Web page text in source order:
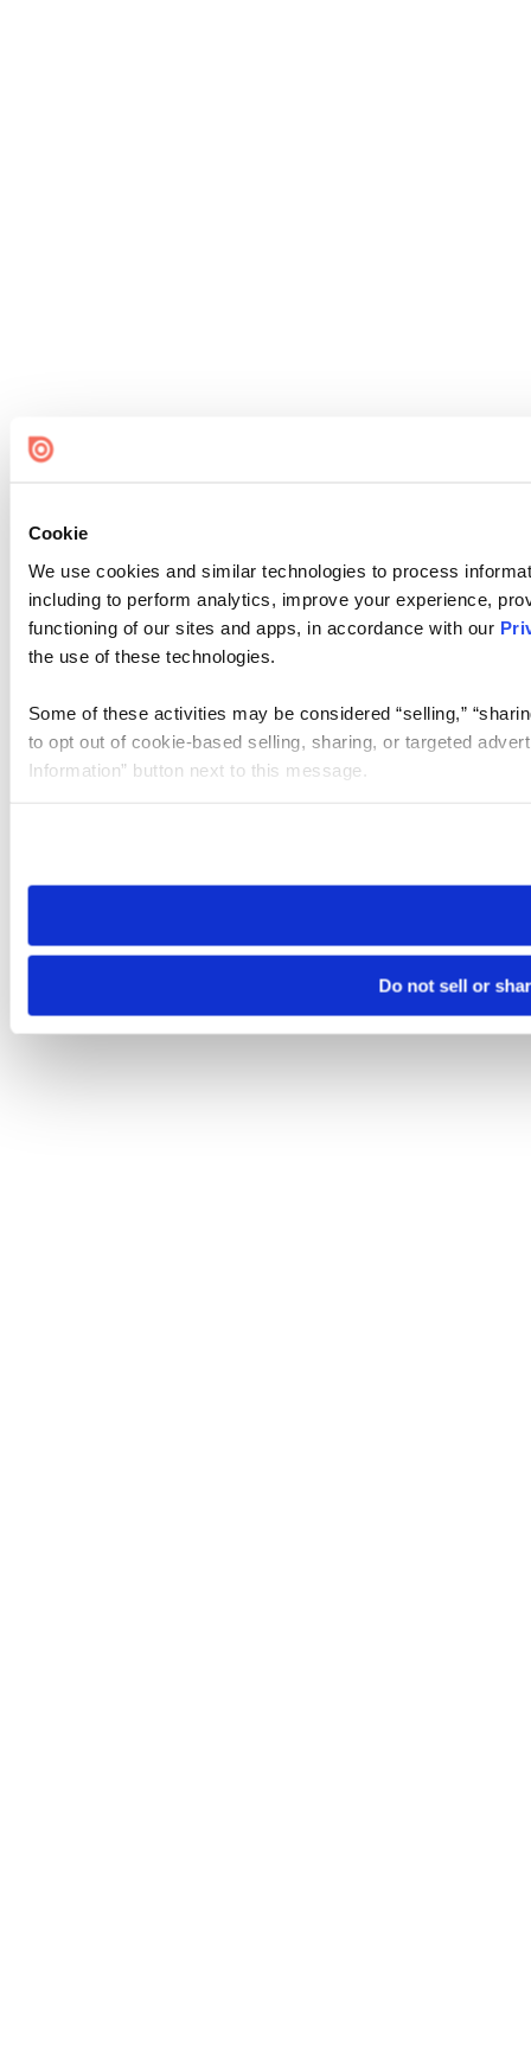
Cookie
We use cookies and similar technologies to process
including to perform analytics, improve your experience,
functioning of our sites and apps, in accordance with our
the use of these technologies.
Some of these activities may be considered “selling,”
to opt out of cookie-based selling, sharing, or targeted
Information” button next to this message.
need to be set again.
Do not sell or